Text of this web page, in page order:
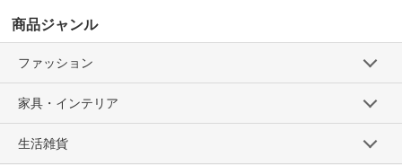
商品ジャンル
ファッション
家具・インテリア
生活雑貨